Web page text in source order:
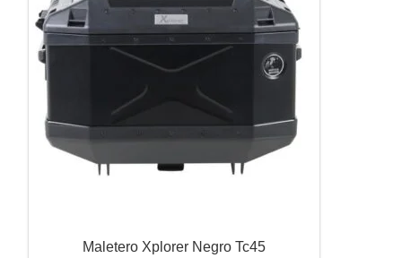
Maletero Xplorer Negro Tc45